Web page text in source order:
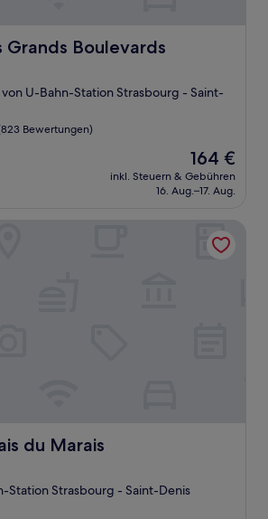
Grands Boulevards
Boulevards
von U-Bahn-Station Strasbourg - Saint-
Bewertungen)
Der
Preis
beträgt
164 €
inkl. Steuern & Gebühren
16. Aug.–17. Aug.
du Marais
Marais
Station Strasbourg - Saint-Denis